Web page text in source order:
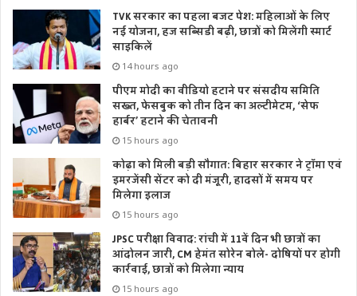
TVK सरकार का पहला बजट पेश: महिलाओं के लिए
नई योजना, हज सब्सिडी बढ़ी, छात्रों को मिलेंगी स्मार्ट
साइकिलें
14 hours ago
पीएम मोदी का वीडियो हटाने पर संसदीय समिति
सख्त, फेसबुक को तीन दिन का अल्टीमेटम, ‘सेफ
हार्बर’ हटाने की चेतावनी
15 hours ago
कोढ़ा को मिली बड़ी सौगात: बिहार सरकार ने ट्रॉमा एवं
इमरजेंसी सेंटर को दी मंजूरी, हादसों में समय पर
मिलेगा इलाज
15 hours ago
JPSC परीक्षा विवाद: रांची में 11वें दिन भी छात्रों का
आंदोलन जारी, CM हेमंत सोरेन बोले- दोषियों पर होगी
कार्रवाई, छात्रों को मिलेगा न्याय
15 hours ago